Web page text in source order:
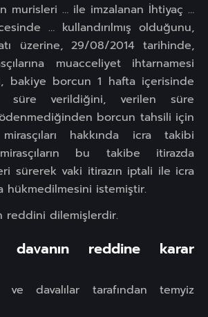
murisleri … ile imzalanan İhtiyaç …
… kullandırılmış olduğunu,
üzerine, 29/08/2014 tarihinde,
muacceliyet ihtarnamesi
bakiye borcun 1 hafta içerisinde
süre verildiğini, verilen süre
borcun tahsili için
hakkında icra takibi
mirasçıların bu takibe itirazda
sürerek vaki itirazın iptali ile icra
hükmedilmesini istemiştir.
reddini dilemişlerdir.
davanın reddine karar
ve davalılar tarafından temyiz